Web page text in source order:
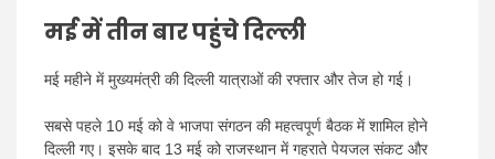
मई में तीन बार पहुंचे दिल्ली
मई महीने में मुख्यमंत्री की दिल्ली यात्राओं की रफ्तार और तेज हो गई।
सबसे पहले 10 मई को वे भाजपा संगठन की महत्वपूर्ण बैठक में शामिल होने
दिल्ली गए। इसके बाद 13 मई को राजस्थान में गहराते पेयजल संकट और